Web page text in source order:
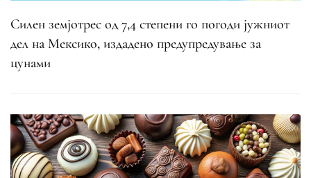
Силен земјотрес од 7,4 степени го погоди јужниот
дел на Мексико, издадено предупредување за
цунами